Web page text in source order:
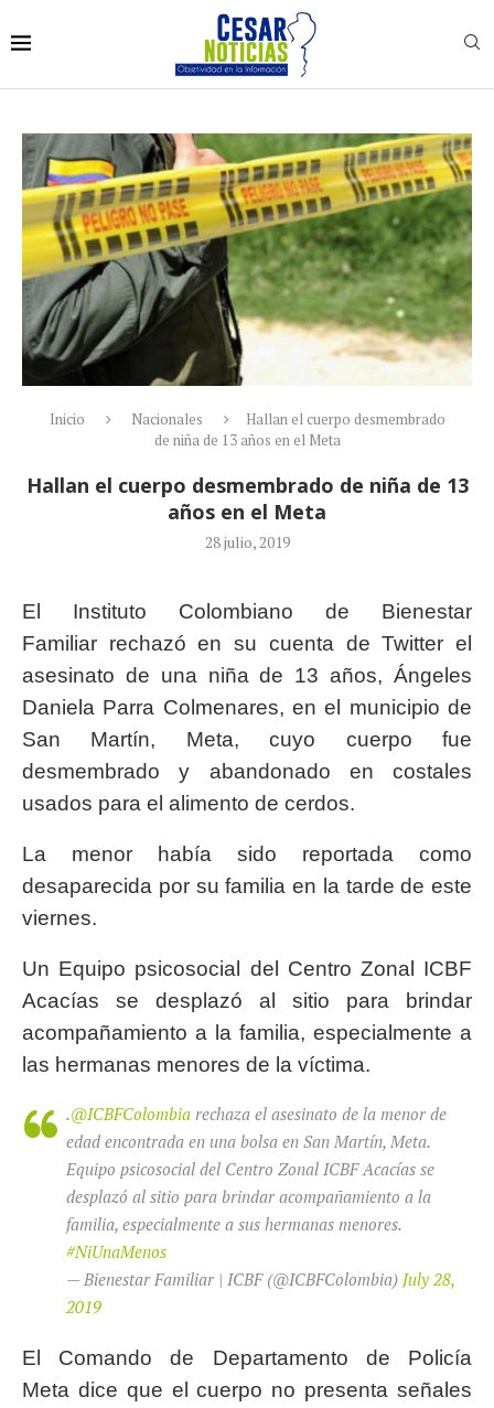
Inicio Nacionales
Hallan el cuerpo desmembrado
de niña de 13 años en el Meta
Hallan el cuerpo desmembrado de niña de 13
años en el Meta
28 julio, 2019
El Instituto Colombiano de Bienestar
Familiar rechazó en su cuenta de Twitter el
asesinato de una niña de 13 años, Ángeles
Daniela Parra Colmenares, en el municipio de
San Martín, Meta, cuyo cuerpo fue
desmembrado y abandonado en costales
usados para el alimento de cerdos.
La menor había sido reportada como
desaparecida por su familia en la tarde de este
viernes.
Un Equipo psicosocial del Centro Zonal ICBF
Acacías se desplazó al sitio para brindar
acompañamiento a la familia, especialmente a
las hermanas menores de la víctima.
.@ICBFColombia rechaza el asesinato de la menor de
edad encontrada en una bolsa en San Martín, Meta.
Equipo psicosocial del Centro Zonal ICBF Acacías se
desplazó al sitio para brindar acompañamiento a la
familia, especialmente a sus hermanas menores.
#NiUnaMenos
— Bienestar Familiar | ICBF (@ICBFColombia) July 28,
2019
El Comando de Departamento de Policía
Meta dice que el cuerpo no presenta señales